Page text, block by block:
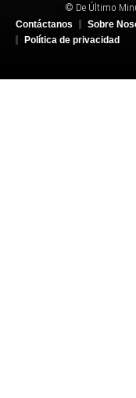
© De Último
Contáctanos
Sobre
Política de privacidad